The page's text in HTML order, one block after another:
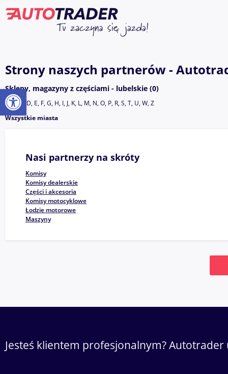
Strony naszych partnerów -
Sklepy, magazyny z częściami - lubelskie (0)
A, B, C, D, E, F, G, H, I, J, K, L, M, N, O, P, R, S, T, U, W, Z
Wszystkie miasta
Nasi partnerzy na skróty
Komisy
Komisy dealerskie
Części i akcesoria
Komisy motocyklowe
Łodzie motorowe
Maszyny
Jesteś klientem profesjonalnym?
Otwórz pasek narzędzi